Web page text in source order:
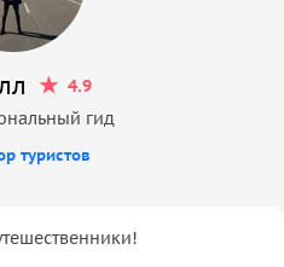
4.9
гид
туристов